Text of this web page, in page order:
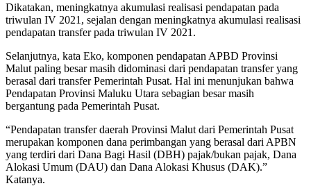
Dikatakan, meningkatnya akumulasi realisasi pendapatan pada
triwulan IV 2021, sejalan dengan meningkatnya akumulasi realisasi
pendapatan transfer pada triwulan IV 2021.
Selanjutnya, kata Eko, komponen pendapatan APBD Provinsi
Malut paling besar masih didominasi dari pendapatan transfer yang
berasal dari transfer Pemerintah Pusat. Hal ini menunjukan bahwa
Pendapatan Provinsi Maluku Utara sebagian besar masih
bergantung pada Pemerintah Pusat.
“Pendapatan transfer daerah Provinsi Malut dari Pemerintah Pusat
merupakan komponen dana perimbangan yang berasal dari APBN
yang terdiri dari Dana Bagi Hasil (DBH) pajak/bukan pajak, Dana
Alokasi Umum (DAU) dan Dana Alokasi Khusus (DAK).”
Katanya.